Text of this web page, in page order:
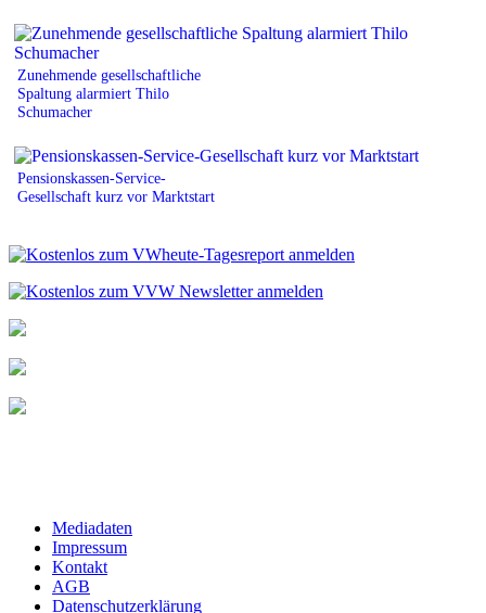
Zunehmende gesellschaftliche
Spaltung alarmiert Thilo
Schumacher
Pensionskassen-Service-
Gesellschaft kurz vor Marktstart
Mediadaten
Impressum
Kontakt
AGB
Datenschutzerklärung